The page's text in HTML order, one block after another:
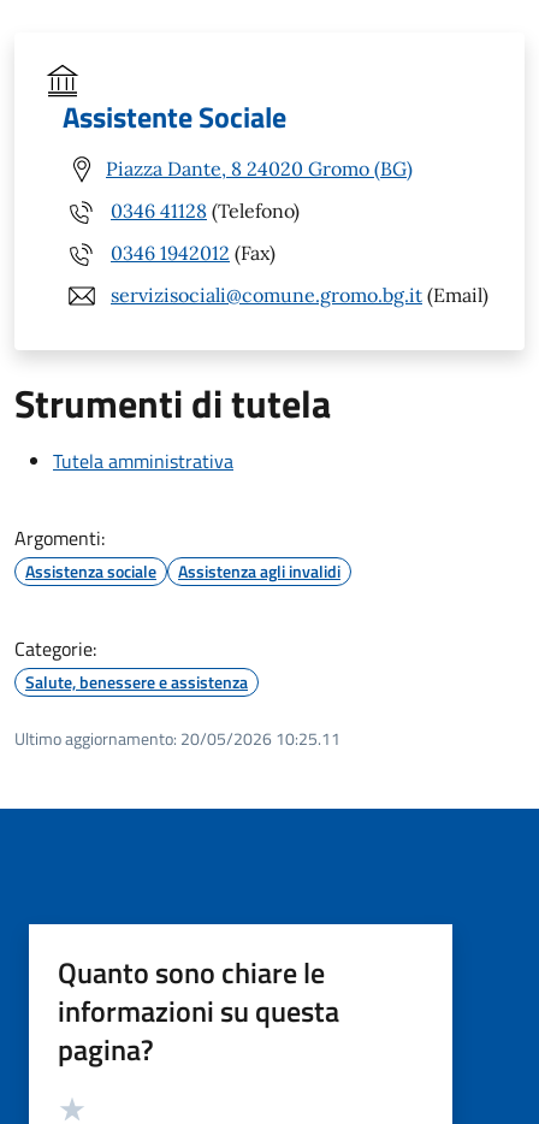
Assistente Sociale
Piazza Dante, 8 24020 Gromo (BG)
0346 41128 (Telefono)
0346 1942012 (Fax)
servizisociali@comune.gromo.bg.it (Email)
Strumenti di tutela
Tutela amministrativa
Argomenti:
Assistenza sociale Assistenza agli invalidi
Categorie:
Salute, benessere e assistenza
Ultimo aggiornamento: 20/05/2026 10:25.11
Quanto sono chiare le
informazioni su questa
pagina?
Valutazione